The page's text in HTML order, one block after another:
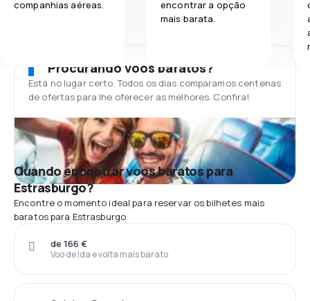
companhias aéreas.
encontrar a opção
mais barata.
Procurando voos baratos?
Está no lugar certo. Todos os dias comparamos centenas
de ofertas para lhe oferecer as melhores. Confira!
Quando encontrar voos baratos para
Estrasburgo?
Encontre o momento ideal para reservar os bilhetes mais
baratos para Estrasburgo
Voo de ida e volta mais barato
de 166 €